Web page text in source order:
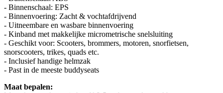
- Binnenschaal: EPS
- Binnenvoering: Zacht & vochtafdrijvend
- Uitneembare en wasbare binnenvoering
- Kinband met makkelijke micrometrische snelsluiting
- Geschikt voor: Scooters, brommers, motoren, snorfietsen,
snorscooters, trikes, quads etc.
- Inclusief handige helmzak
- Past in de meeste buddyseats
Maat bepalen: